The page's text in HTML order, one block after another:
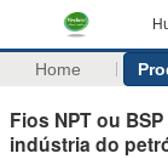
Home
Fios NPT ou
indústria do